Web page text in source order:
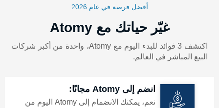
🇸🇬 سنغافورة
🇹🇭 تايلاند
أفضل فرصة في عام 2026
غيّر حياتك مع Atomy
اكتشف 3 فوائد للبدء اليوم مع Atomy، واحدة من أكبر شركات
البيع المباشر في العالم.
انضم إلى Atomy مجانًا:
نعم، يمكنك الانضمام إلى Atomy اليوم من